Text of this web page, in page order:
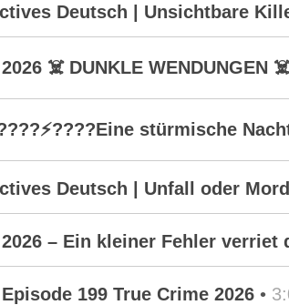
Deutsch | Unsichtbare
☠️ DUNKLE WENDUNGEN
stürmische
Deutsch | Unfall oder
– Ein kleiner Fehler verriet
199 True Crime 2026 •